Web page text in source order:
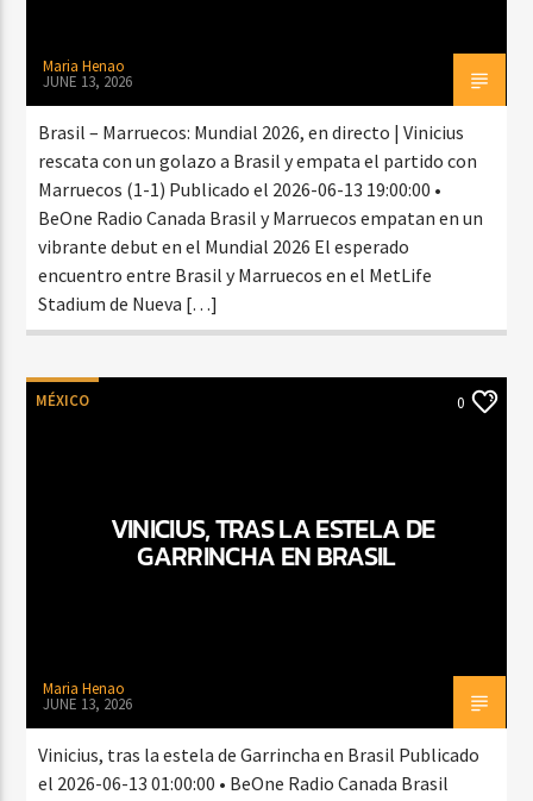
Maria Henao
JUNE 13, 2026
Brasil – Marruecos: Mundial 2026, en directo | Vinicius
rescata con un golazo a Brasil y empata el partido con
Marruecos (1-1) Publicado el 2026-06-13 19:00:00 •
BeOne Radio Canada Brasil y Marruecos empatan en un
vibrante debut en el Mundial 2026 El esperado
encuentro entre Brasil y Marruecos en el MetLife
Stadium de Nueva […]
MÉXICO 0
VINICIUS, TRAS LA ESTELA DE
GARRINCHA EN BRASIL
Maria Henao
JUNE 13, 2026
Vinicius, tras la estela de Garrincha en Brasil Publicado
el 2026-06-13 01:00:00 • BeOne Radio Canada Brasil